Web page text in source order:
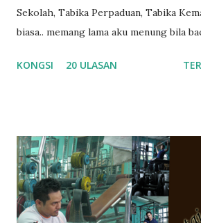
Sekolah, Tabika Perpaduan, Tabika
biasa.. memang lama aku menung bila
ko.. masa tu aku baru je ada anak
tanya sapa-sapa pun masa tu.. bila fikir-
jugak masa alahai teruknya kami sebagai
terasa jugak semakin teruk bila abg
kat salah satu tadika swasta ni.. tapi
KONGSI 20 ULASAN